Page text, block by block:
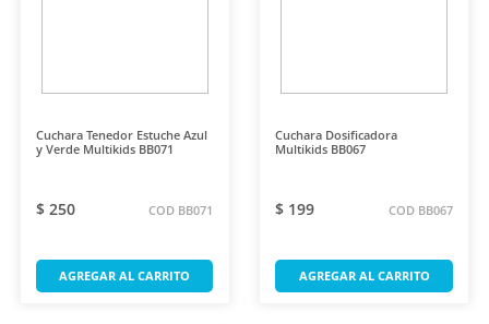
Cuchara Tenedor Estuche Azul
y Verde Multikids BB071
$ 250 COD BB071
AGREGAR AL CARRITO
Cuchara Dosificadora
Multikids BB067
$ 199 COD BB067
AGREGAR AL CARRITO